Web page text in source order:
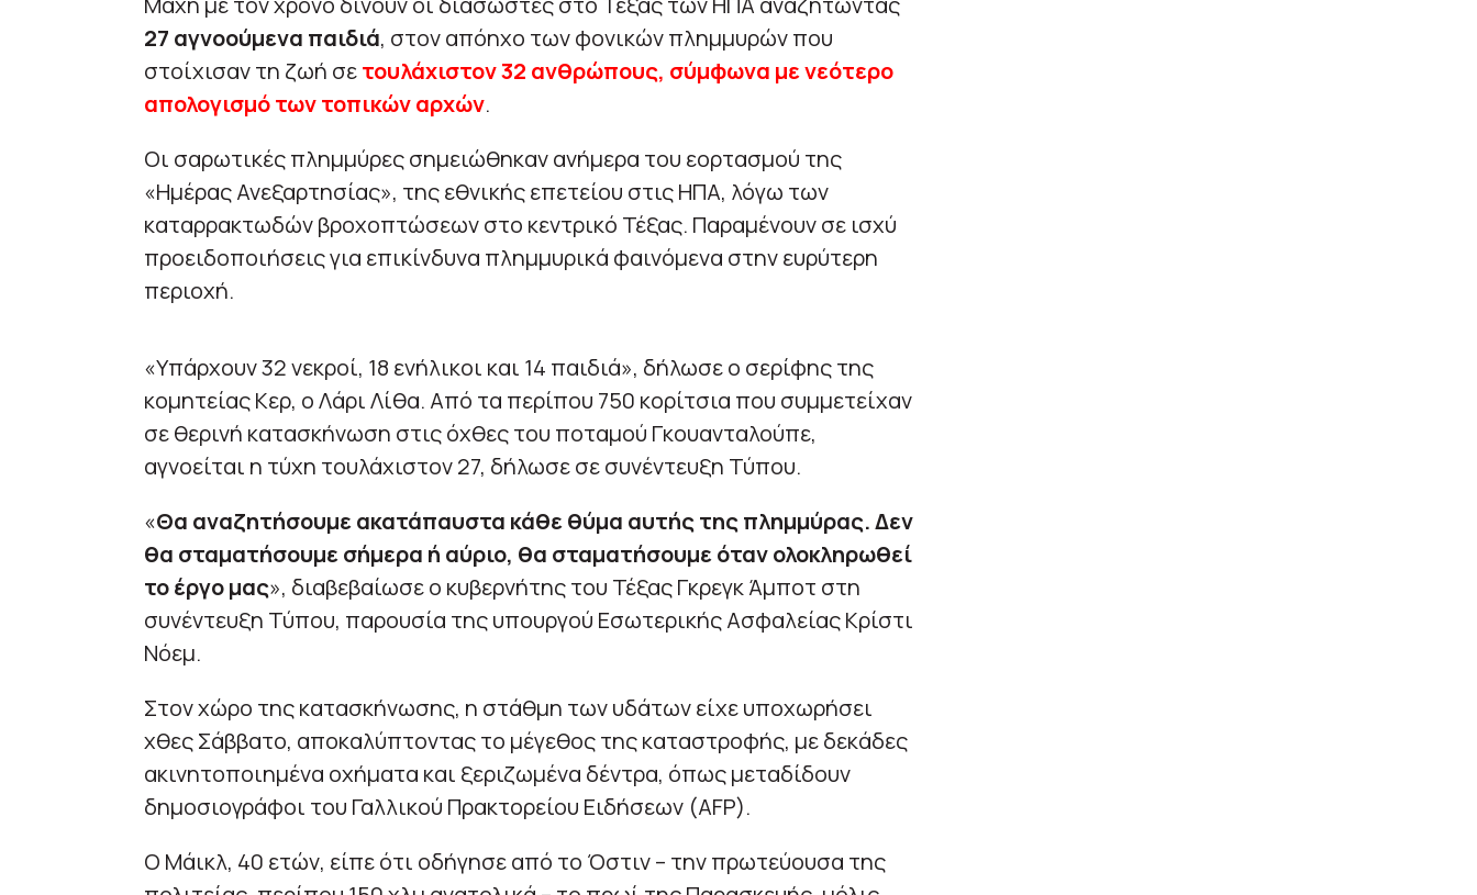
27 αγνοούμενα παιδιά, στον απόηχο των φονικών πλημμυρών που
στοίχισαν τη ζωή σετουλάχιστον 32 ανθρώπους, σύμφωνα με νεότερο
απολογισμό των τοπικών αρχών.
Οι σαρωτικές πλημμύρες σημειώθηκαν ανήμερα του εορτασμού της
«Ημέρας Ανεξαρτησίας», της εθνικής επετείου στις ΗΠΑ, λόγω των
καταρρακτωδών βροχοπτώσεων στο κεντρικό Τέξας. Παραμένουν σε ισχύ
προειδοποιήσεις για επικίνδυνα πλημμυρικά φαινόμενα στην ευρύτερη
περιοχή.
«Υπάρχουν 32 νεκροί, 18 ενήλικοι και 14 παιδιά», δήλωσε ο σερίφης της
κομητείας Κερ, ο Λάρι Λίθα. Από τα περίπου 750 κορίτσια που συμμετείχαν
σε θερινή κατασκήνωση στις όχθες του ποταμού Γκουανταλούπε,
αγνοείται η τύχη τουλάχιστον 27, δήλωσε σε συνέντευξη Τύπου.
«Θα αναζητήσουμε ακατάπαυστα κάθε θύμα αυτής της πλημμύρας. Δεν
θα σταματήσουμε σήμερα ή αύριο, θα σταματήσουμε όταν ολοκληρωθεί
το έργο μας», διαβεβαίωσε ο κυβερνήτης του Τέξας Γκρεγκ Άμποτ στη
συνέντευξη Τύπου, παρουσία της υπουργού Εσωτερικής Ασφαλείας Κρίστι
Νόεμ.
Στον χώρο της κατασκήνωσης, η στάθμη των υδάτων είχε υποχωρήσει
χθες Σάββατο, αποκαλύπτοντας το μέγεθος της καταστροφής, με δεκάδες
ακινητοποιημένα οχήματα και ξεριζωμένα δέντρα, όπως μεταδίδουν
δημοσιογράφοι του Γαλλικού Πρακτορείου Ειδήσεων (AFP).
Ο Μάικλ, 40 ετών, είπε ότι οδήγησε από το Όστιν – την πρωτεύουσα της